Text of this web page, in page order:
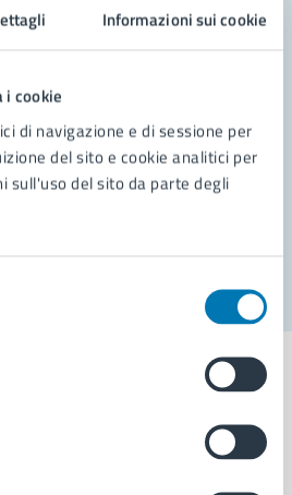
Informazioni sui cookie
i cookie
di navigazione e di sessione per
del sito e cookie analitici per
sull'uso del sito da parte degli
frequenti